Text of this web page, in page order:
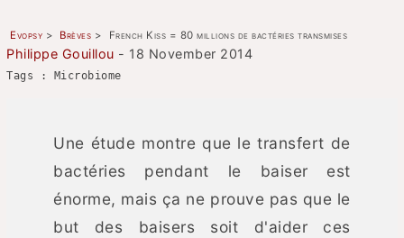
Evopsy > Brèves > French Kiss = 80 millions de bactéries transmises
Philippe Gouillou - 18 November 2014
Tags : Microbiome
Une étude montre que le transfert de
bactéries pendant le baiser est
énorme, mais ça ne prouve pas que le
but des baisers soit d'aider ces